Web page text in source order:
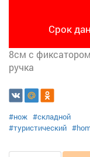
Срок
8см с
ручка
#нож #складной
#туристический